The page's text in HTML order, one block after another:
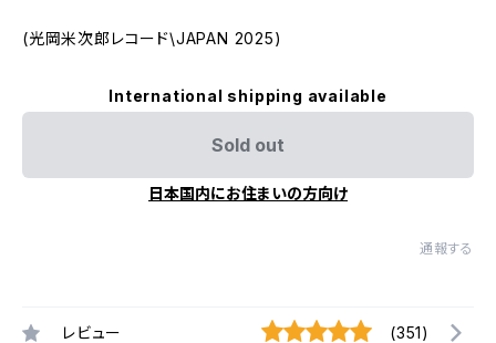
(光岡米次郎レコード\JAPAN 2025)
International shipping available
Sold out
日本国内にお住まいの方向け
通報する
レビュー (351)